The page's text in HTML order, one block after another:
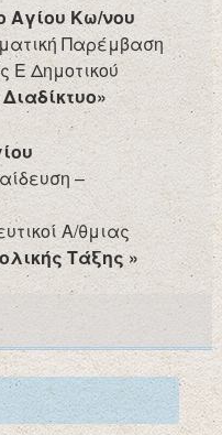
Αγίου Κω/νου
Παρέμβαση
Δημοτικού
–
Α/θμιας
Τάξης »